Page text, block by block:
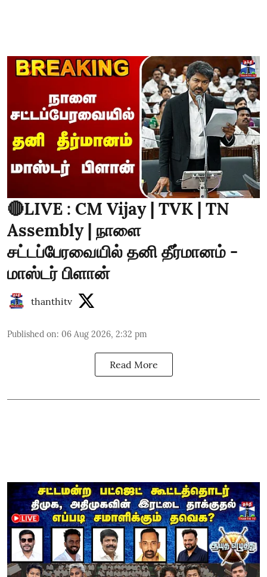
🔴LIVE : CM Vijay | TVK | TN
Assembly | நாளை
சட்டப்பேரவையில் தனி தீர்மானம் -
மாஸ்டர் பிளான்
thanthitv
Published on: 06 Aug 2026, 2:32 pm
Read More